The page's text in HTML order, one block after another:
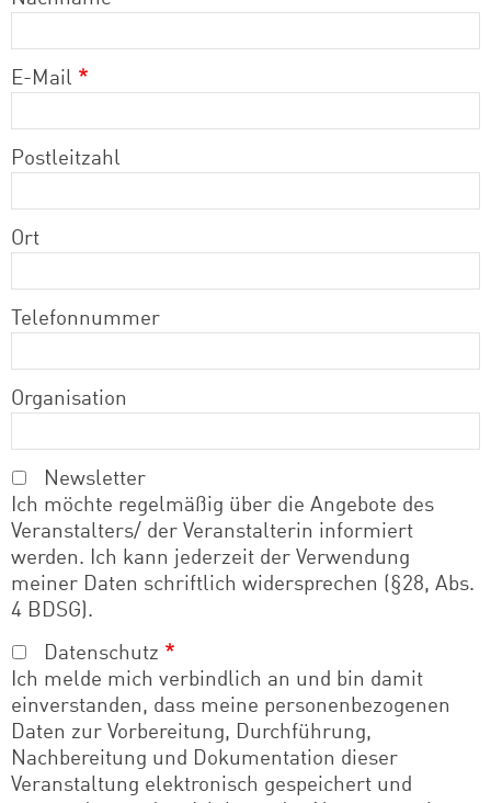
E-Mail
Postleitzahl
Ort
Telefonnummer
Organisation
Newsletter
Ich möchte regelmäßig über die Angebote des
Veranstalters/ der Veranstalterin informiert
werden. Ich kann jederzeit der Verwendung
meiner Daten schriftlich widersprechen (§28, Abs.
4 BDSG).
Datenschutz
Ich melde mich verbindlich an und bin damit
einverstanden, dass meine personenbezogenen
Daten zur Vorbereitung, Durchführung,
Nachbereitung und Dokumentation dieser
Veranstaltung elektronisch gespeichert und